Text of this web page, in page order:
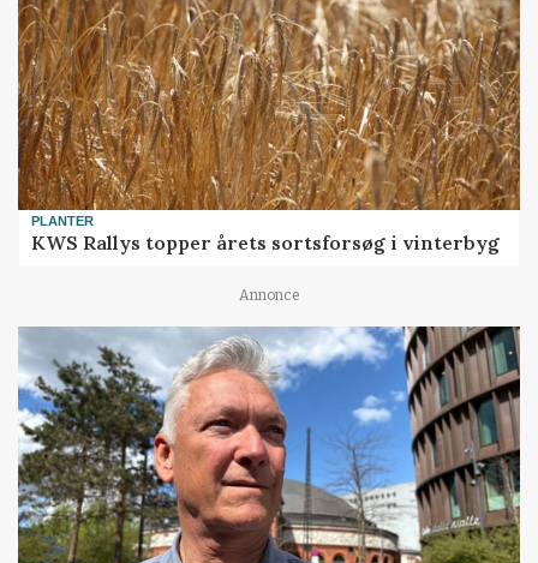
PLANTER
KWS Rallys topper årets sortsforsøg i vinterbyg
Annonce